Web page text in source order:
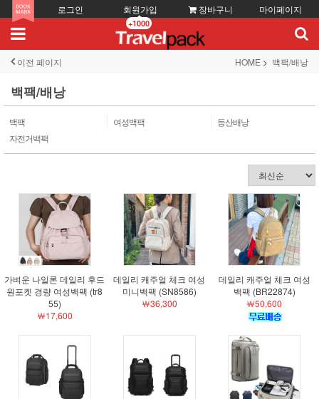
로그인 회원가입
+1000
장바구니 마이페이지
이전 페이지 HOME 백팩/배낭
백팩/배낭
백팩 여성백팩
등산배낭
자전거백팩
가벼운 나일론 데일리 후드
원포켓 경량 여성백팩 (tr8
55)
￦17,600
데일리 캐주얼 체크 여성
미니백팩 (SN8586)
￦36,300
데일리 캐주얼 체크 여성
백팩 (BR22874)
￦50,600